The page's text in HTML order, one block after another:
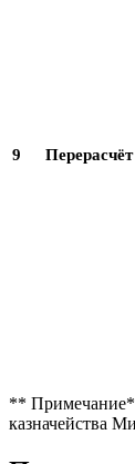
9 Перерасчёт
**
казначейства